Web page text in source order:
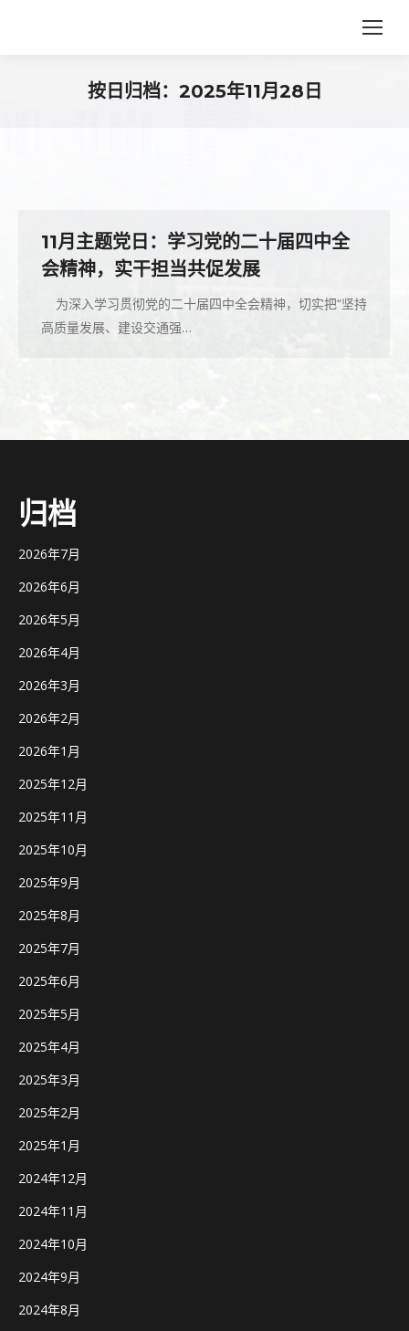
按日归档： 2025年11月28日
11月主题党日：学习党的二十届四中全
会精神，实干担当共促发展
为深入学习贯彻党的二十届四中全会精神，切实把“坚持
高质量发展、建设交通强…
归档
2026年7月
2026年6月
2026年5月
2026年4月
2026年3月
2026年2月
2026年1月
2025年12月
2025年11月
2025年10月
2025年9月
2025年8月
2025年7月
2025年6月
2025年5月
2025年4月
2025年3月
2025年2月
2025年1月
2024年12月
2024年11月
2024年10月
2024年9月
2024年8月